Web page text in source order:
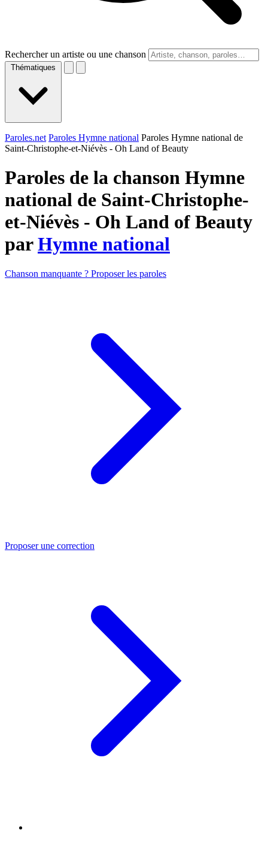
Rechercher un artiste ou une chanson
Thématiques
Paroles.net Paroles Hymne national Paroles Hymne national de
Saint-Christophe-et-Niévès - Oh Land of Beauty
Paroles de la chanson Hymne
national de Saint-Christophe-
et-Niévès - Oh Land of Beauty
parHymne national
Chanson manquante ? Proposer les paroles
Proposer une correction